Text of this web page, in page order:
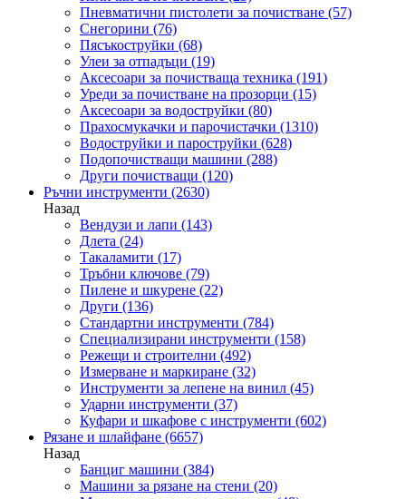
Пневматични пистолети за почистване (57)
Снегорини (76)
Пясъкоструйки (68)
Улеи за отпадъци (19)
Аксесоари за почистваща техника (191)
Уреди за почистване на прозорци (15)
Аксесоари за водоструйки (80)
Прахосмукачки и парочистачки (1310)
Водоструйки и пароструйки (628)
Подопочистващи машини (288)
Други почистващи (120)
Ръчни инструменти (2630)
Назад
Вендузи и лапи (143)
Длета (24)
Такаламити (17)
Тръбни ключове (79)
Пилене и шкурене (22)
Други (136)
Стандартни инструменти (784)
Специализирани инструменти (158)
Режещи и строителни (492)
Измерване и маркиране (32)
Инструменти за лепене на винил (45)
Ударни инструменти (37)
Куфари и шкафове с инструменти (602)
Рязане и шлайфане (6657)
Назад
Банциг машини (384)
Машини за рязане на стени (20)